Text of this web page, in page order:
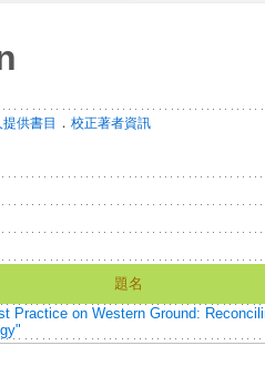
供書目 ． 校正著者資訊
題名
Practice on Western Ground: